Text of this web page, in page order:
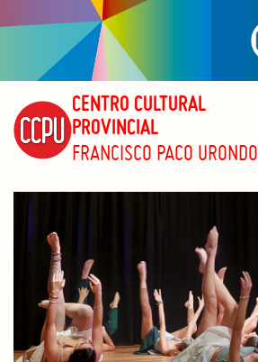
CENTRO CULTURAL
PROVINCIAL
FRANCISCO PACO URONDO